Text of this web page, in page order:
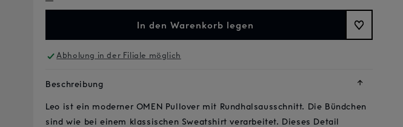
In den Warenkorb legen
Abholung in der Filiale möglich
Beschreibung ↓
Leo ist ein moderner OMEN Pullover mit Rundhalsausschnitt. Die Bündchen
sind wie bei einem klassischen Sweatshirt verarbeitet. Dieses Detail